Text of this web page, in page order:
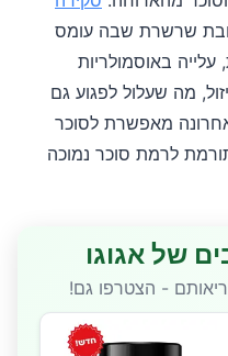
שרשרת שבה עומס
עלייה באוסמולריות
מה שעלול לפגוע גם
מאפשרת לסוכר
לרמת סוכר נמוכה
של אגוגו
- הצטרפו גם!